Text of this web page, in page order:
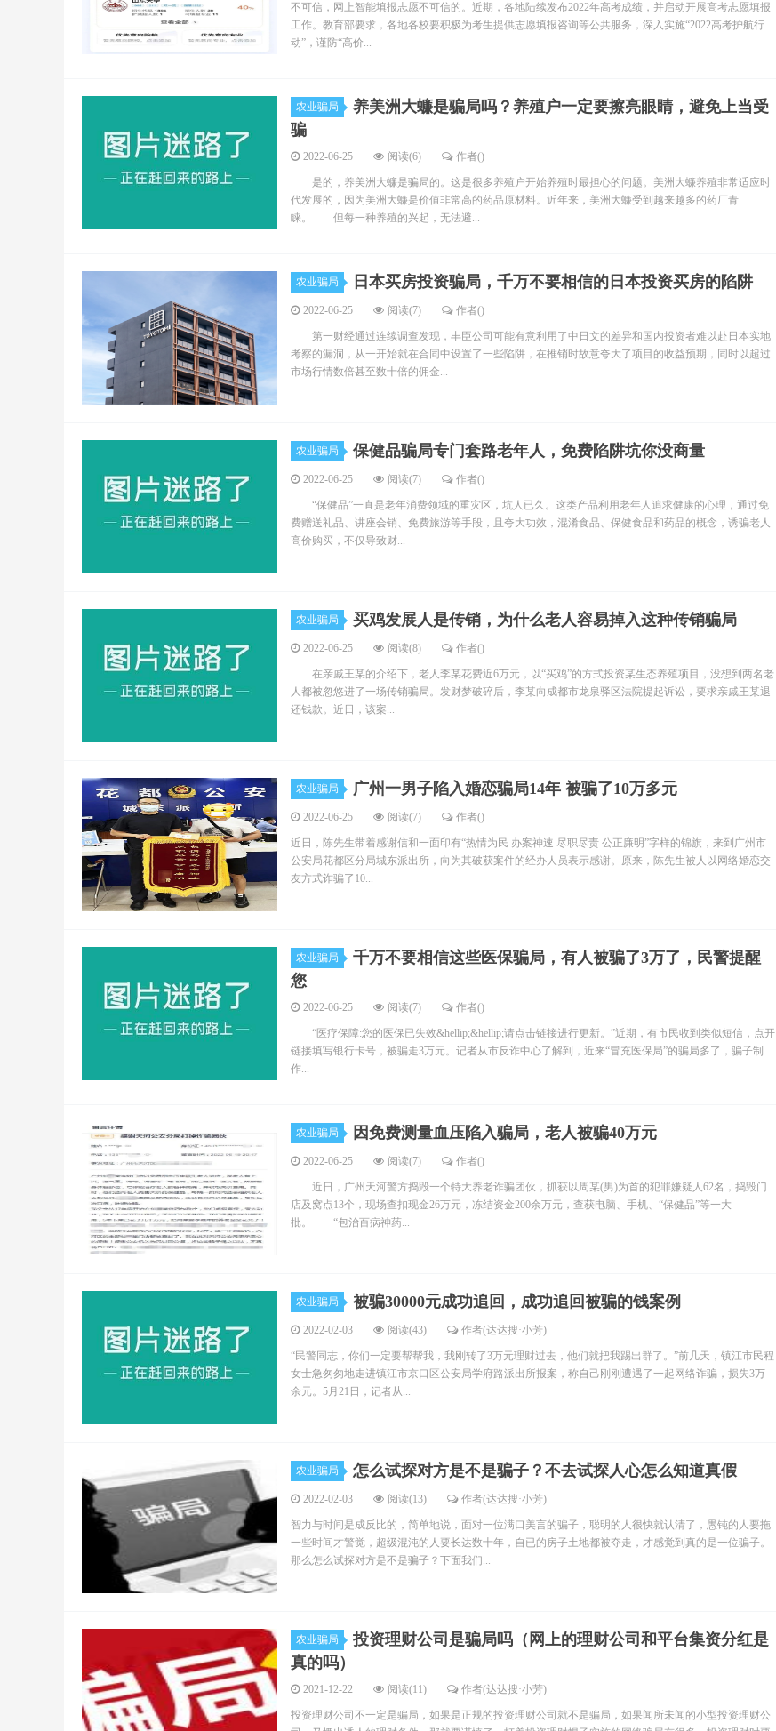
不可信，网上智能填报志愿不可信的。近期，各地陆续发布2022年高考成绩，并启动开展高考志愿填报
工作。教育部要求，各地各校要积极为考生提供志愿填报咨询等公共服务，深入实施“2022高考护航行
动”，谨防“高价...
农业骗局
养美洲大蠊是骗局吗？养殖户一定要擦亮眼睛，避免上当受
骗
2022-06-25 阅读(6) 作者()
是的，养美洲大蠊是骗局的。这是很多养殖户开始养殖时最担心的问题。美洲大蠊养殖非常适应时
代发展的，因为美洲大蠊是价值非常高的药品原材料。近年来，美洲大蠊受到越来越多的药厂青
睐。 但每一种养殖的兴起，无法避...
农业骗局 日本买房投资骗局，千万不要相信的日本投资买房的陷阱
2022-06-25 阅读(7) 作者()
第一财经通过连续调查发现，丰臣公司可能有意利用了中日文的差异和国内投资者难以赴日本实地
考察的漏洞，从一开始就在合同中设置了一些陷阱，在推销时故意夸大了项目的收益预期，同时以超过
市场行情数倍甚至数十倍的佣金...
农业骗局 保健品骗局专门套路老年人，免费陷阱坑你没商量
2022-06-25 阅读(7) 作者()
“保健品”一直是老年消费领域的重灾区，坑人已久。这类产品利用老年人追求健康的心理，通过免
费赠送礼品、讲座会销、免费旅游等手段，且夸大功效，混淆食品、保健食品和药品的概念，诱骗老人
高价购买，不仅导致财...
农业骗局 买鸡发展人是传销，为什么老人容易掉入这种传销骗局
2022-06-25 阅读(8) 作者()
在亲戚王某的介绍下，老人李某花费近6万元，以“买鸡”的方式投资某生态养殖项目，没想到两名老
人都被忽悠进了一场传销骗局。发财梦破碎后，李某向成都市龙泉驿区法院提起诉讼，要求亲戚王某退
还钱款。近日，该案...
农业骗局 广州一男子陷入婚恋骗局14年 被骗了10万多元
2022-06-25 阅读(7) 作者()
近日，陈先生带着感谢信和一面印有“热情为民 办案神速 尽职尽责 公正廉明”字样的锦旗，来到广州市
公安局花都区分局城东派出所，向为其破获案件的经办人员表示感谢。原来，陈先生被人以网络婚恋交
友方式诈骗了10...
农业骗局
千万不要相信这些医保骗局，有人被骗了3万了，民警提醒
您
2022-06-25 阅读(7) 作者()
“医疗保障:您的医保已失效&hellip;&hellip;请点击链接进行更新。”近期，有市民收到类似短信，点开
链接填写银行卡号，被骗走3万元。记者从市反诈中心了解到，近来“冒充医保局”的骗局多了，骗子制
作...
农业骗局 因免费测量血压陷入骗局，老人被骗40万元
2022-06-25 阅读(7) 作者()
近日，广州天河警方捣毁一个特大养老诈骗团伙，抓获以周某(男)为首的犯罪嫌疑人62名，捣毁门
店及窝点13个，现场查扣现金26万元，冻结资金200余万元，查获电脑、手机、“保健品”等一大
批。 “包治百病神药...
农业骗局 被骗30000元成功追回，成功追回被骗的钱案例
2022-02-03 阅读(43) 作者(达达搜·小芳)
“民警同志，你们一定要帮帮我，我刚转了3万元理财过去，他们就把我踢出群了。”前几天，镇江市民程
女士急匆匆地走进镇江市京口区公安局学府路派出所报案，称自己刚刚遭遇了一起网络诈骗，损失3万
余元。5月21日，记者从...
农业骗局 怎么试探对方是不是骗子？不去试探人心怎么知道真假
2022-02-03 阅读(13) 作者(达达搜·小芳)
智力与时间是成反比的，简单地说，面对一位满口美言的骗子，聪明的人很快就认清了，愚钝的人要拖
一些时间才警觉，超级混沌的人要长达数十年，自已的房子土地都被夺走，才感觉到真的是一位骗子。
那么怎么试探对方是不是骗子？下面我们...
农业骗局
投资理财公司是骗局吗（网上的理财公司和平台集资分红是
真的吗）
2021-12-22 阅读(11) 作者(达达搜·小芳)
投资理财公司不一定是骗局，如果是正规的投资理财公司就不是骗局，如果闻所未闻的小型投资理财公